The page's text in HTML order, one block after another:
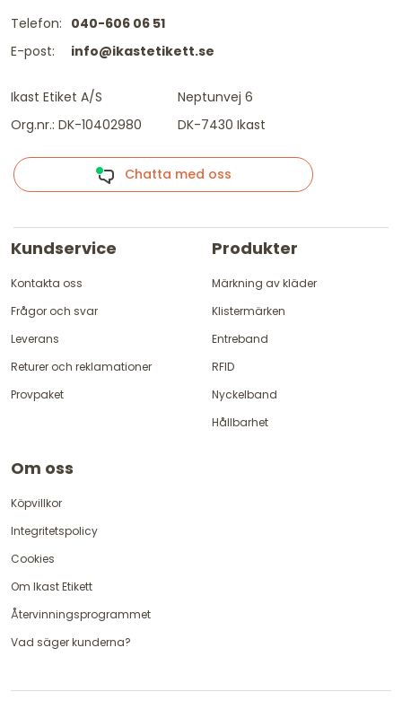
Telefon:
E-post:
040-606 06 51
info@ikastetikett.se
Ikast Etiket A/S
Org.nr.: DK-10402980
Neptunvej 6
DK-7430 Ikast
Chatta med oss
Kundservice
Kontakta oss
Frågor och svar
Leverans
Returer och reklamationer
Provpaket
Produkter
Märkning av kläder
Klistermärken
Entreband
RFID
Nyckelband
Hållbarhet
Om oss
Köpvillkor
Integritetspolicy
Cookies
Om Ikast Etikett
Återvinningsprogrammet
Vad säger kunderna?